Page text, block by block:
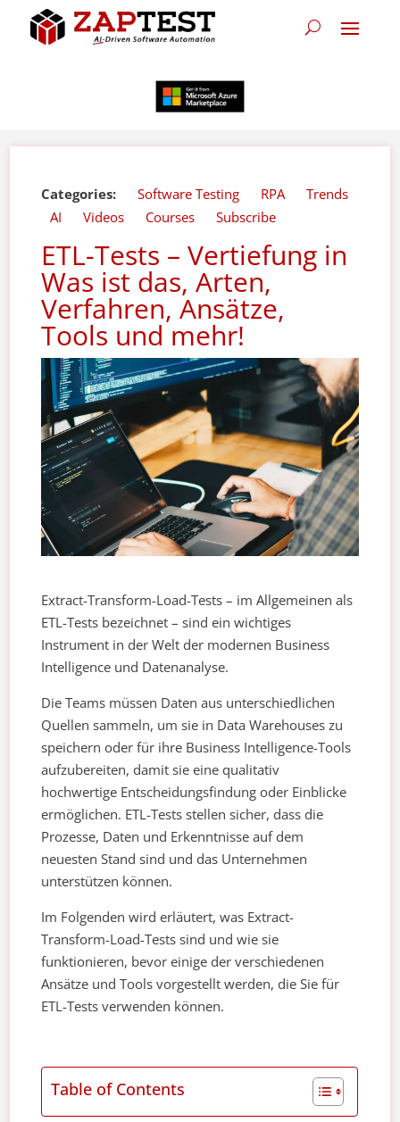
Categories: Software Testing RPA
Trends
AI
Videos Courses Subscribe
ETL-Tests – Vertiefung in
Was ist das, Arten,
Verfahren, Ansätze,
Tools und mehr!
Extract-Transform-Load-Tests – im Allgemeinen als
ETL-Tests bezeichnet – sind ein wichtiges
Instrument in der Welt der modernen Business
Intelligence und Datenanalyse.
Die Teams müssen Daten aus unterschiedlichen
Quellen sammeln, um sie in Data Warehouses zu
speichern oder für ihre Business Intelligence-Tools
aufzubereiten, damit sie eine qualitativ
hochwertige Entscheidungsfindung oder Einblicke
ermöglichen. ETL-Tests stellen sicher, dass die
Prozesse, Daten und Erkenntnisse auf dem
neuesten Stand sind und das Unternehmen
unterstützen können.
Im Folgenden wird erläutert, was Extract-
Transform-Load-Tests sind und wie sie
funktionieren, bevor einige der verschiedenen
Ansätze und Tools vorgestellt werden, die Sie für
ETL-Tests verwenden können.
Table of Contents